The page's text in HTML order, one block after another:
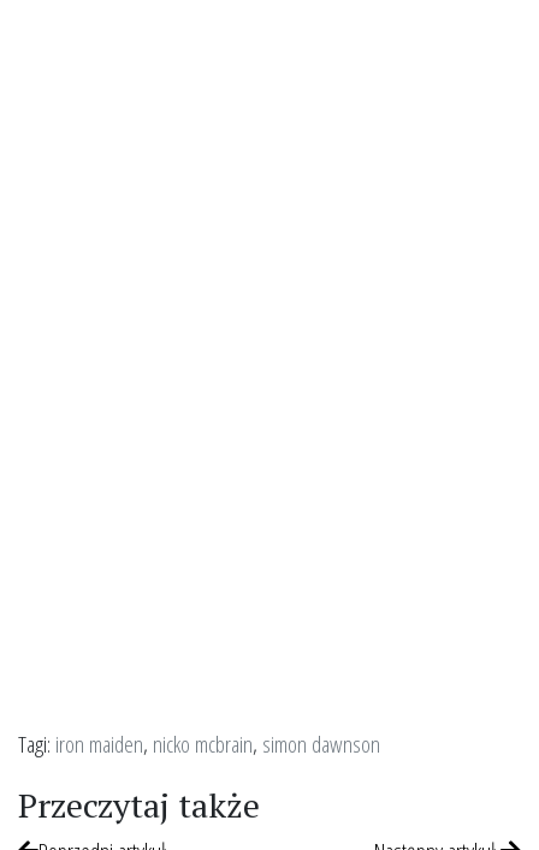
Tagi: iron maiden, nicko mcbrain, simon dawnson
Przeczytaj także